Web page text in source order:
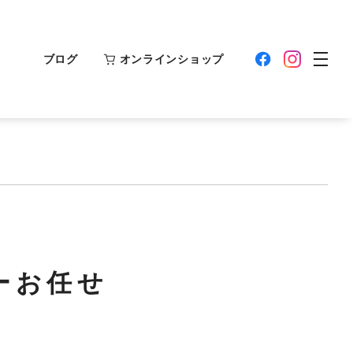
ブログ オンラインショップ
お任せ